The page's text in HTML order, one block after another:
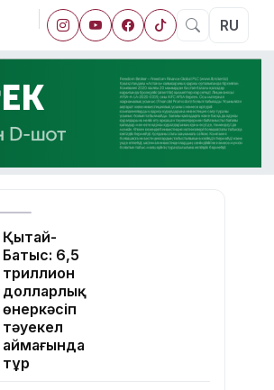
RU
Қытай-
Батыс: 6,5
триллион
долларлық
өнеркәсіп
тәуекел
аймағында
тұр